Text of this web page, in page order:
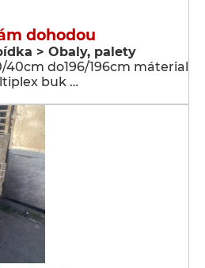
dohodou
> Obaly, palety
do196/196cm máterial
buk …